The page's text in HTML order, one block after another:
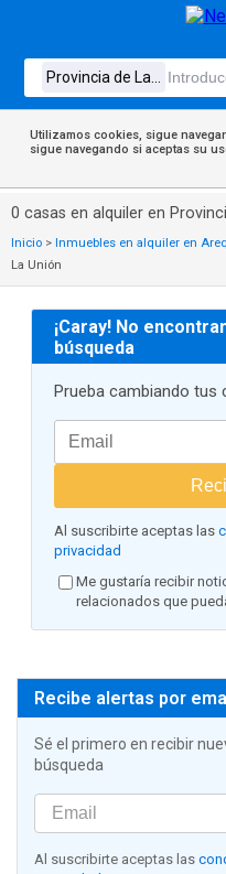
Utilizamos cookies, sigue
sigue navegando si aceptas su
0 casas en alquiler en
Inicio > Inmuebles en alquiler en
La Unión
¡Caray! No
búsqueda
Prueba cambiando tus
Al suscribirte aceptas las
privacidad
Me gustaría recibir
relacionados que
Recibe alertas por
Sé el primero en recibir
búsqueda
Al suscribirte aceptas las